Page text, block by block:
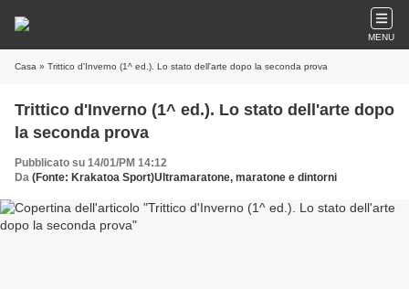
MENU
Casa » Trittico d'Inverno (1^ ed.). Lo stato dell'arte dopo la seconda prova
Trittico d'Inverno (1^ ed.). Lo stato dell'arte dopo
la seconda prova
Pubblicato su 14/01/PM 14:12
Da (Fonte: Krakatoa Sport)Ultramaratone, maratone e dintorni